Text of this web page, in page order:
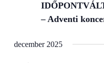
– Adventi
december 2025